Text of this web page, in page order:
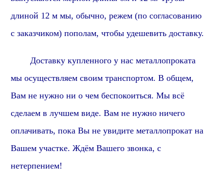
длиной 12 м мы, обычно, режем (по согласованию
с заказчиком) пополам, чтобы удешевить доставку.
Доставку купленного у нас металлопроката
мы осуществляем своим транспортом.В общем,
Вам не нужно ни о чем беспокоиться. Мы всё
сделаем в лучшем виде. Вам не нужно ничего
оплачивать, пока Вы не увидите металлопрокат на
Вашем участке. Ждём Вашего звонка, с
нетерпением!